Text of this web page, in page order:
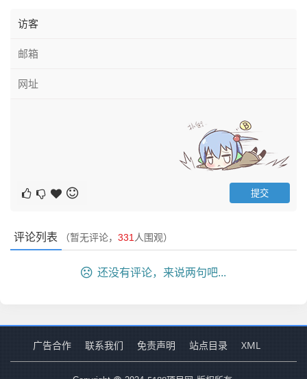
评论列表 （暂无评论， 331 人围观）
还没有评论，来说两句吧...
广告合作 联系我们 免责声明 站点目录 XML